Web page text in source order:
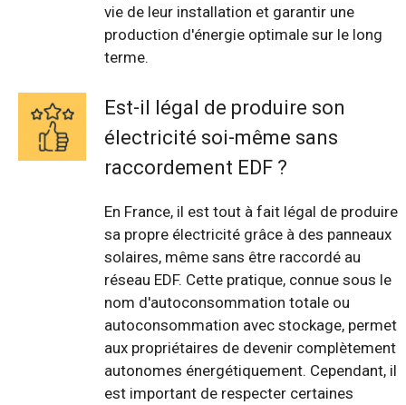
vie de leur installation et garantir une
production d'énergie optimale sur le long
terme.
Est-il légal de produire son
électricité soi-même sans
raccordement EDF ?
En France, il est tout à fait légal de produire
sa propre électricité grâce à des panneaux
solaires, même sans être raccordé au
réseau EDF. Cette pratique, connue sous le
nom d'autoconsommation totale ou
autoconsommation avec stockage, permet
aux propriétaires de devenir complètement
autonomes énergétiquement. Cependant, il
est important de respecter certaines